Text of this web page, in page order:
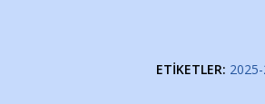
ETIKETLER: